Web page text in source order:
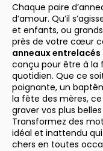
Chaque paire
d’amour. Qu’il
et enfants, ou
près de votre cœur
anneaux
conçu pour être à la
quotidien. Que ce
poignante, un
la fête des mères,
graver vos plus
Transformez des
idéal et inattendu
chers en toutes